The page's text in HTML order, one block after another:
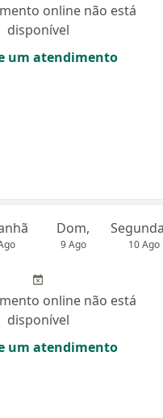
online não está
disponível
um atendimento
Dom,
9 Ago 10 Ago
online não está
disponível
um atendimento